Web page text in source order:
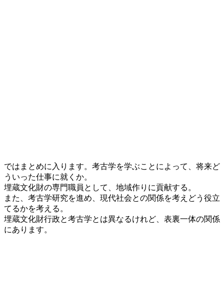
ではまとめに入ります。考古学を学ぶことによって、将来ど
ういった仕事に就くか。
埋蔵文化財の専門職員として、地域作りに貢献する。
また、考古学研究を進め、現代社会との関係を考えどう役立
てるかを考える。
埋蔵文化財行政と考古学とは異なるけれど、表裏一体の関係
にあります。